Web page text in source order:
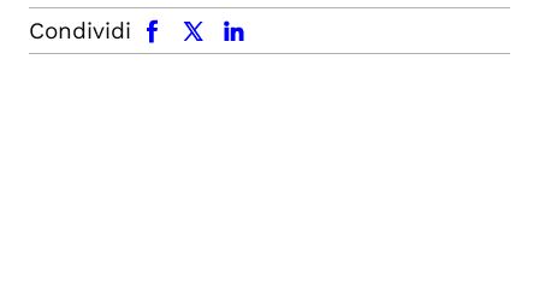
Condividi
facebook x.com linkedin